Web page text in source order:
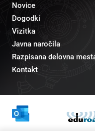
Novice
Dogodki
Vizitka
Javna naročila
Razpisana delovna
Kontakt